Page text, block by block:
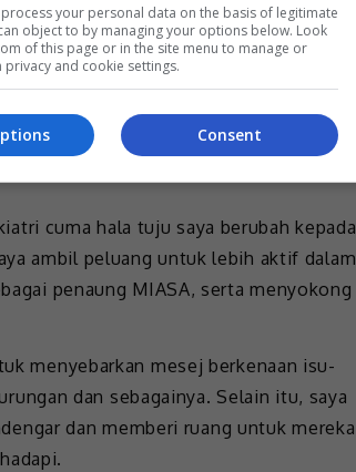
dan belajar dengan lebih
sahaja selesai menjalani kursus
emosi dan kaunseling kepada
cuma hala tuju saya berubah kepada
ambil peluang untuk lebih aktif dalam
penaung MIASA, serta menyokong
menyebarkan mesej berkenaan isu-
dan sebagainya. Selain itu, saya
dan memberi ruang untuk mereka
your personal data on the basis of legitimate
object to by managing your options below. Look
of this page or in the site menu to manage or
and cookie settings.
Consent